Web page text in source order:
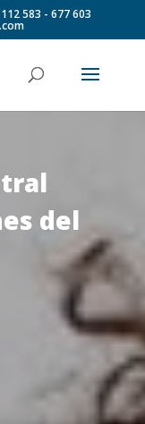
583 - 677 603
del